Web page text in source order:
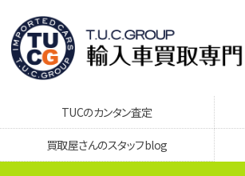
TUCのカンタン査定
買取屋さんのスタッフblog